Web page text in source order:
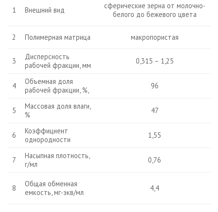
1 Внешний вид
сферические зерна от молочно-
белого до бежевого цвета
2 Полимерная матрица макропористая
3
Дисперсность
рабочей фракции, мм
0,315 – 1,25
4
Объемная доля
рабочей фракции, %,
96
5
Массовая доля влаги,
%
47
6
Коэффициент
однородности
1,55
7
Насыпная плотность,
г/мл
0,76
8
Общая обменная
емкость, мг-экв/мл
4,4